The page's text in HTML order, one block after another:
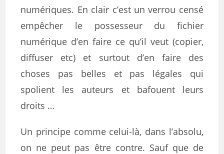
numériques. En clair c’est un verrou censé
empêcher le possesseur du fichier
numérique d’en faire ce qu’il veut (copier,
diffuser etc) et surtout d’en faire des
choses pas belles et pas légales qui
spolient les auteurs et bafouent leurs
droits …
Un principe comme celui-là, dans l’absolu,
on ne peut pas être contre. Sauf que de